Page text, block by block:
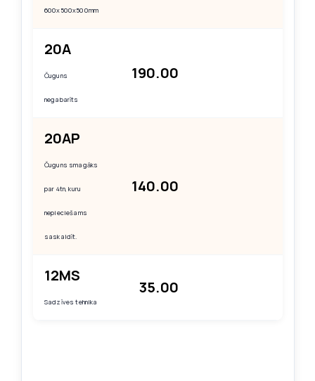
600х500x500mm
20A
Čuguns
negabarīts
190.00
20AP
Čuguns smagāks
par 4tn, kuru
nepieciešams
saskaldīt.
140.00
12MS
Sadzīves tehnika
35.00